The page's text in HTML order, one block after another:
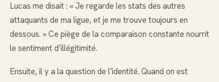
Lucas me disait : « Je regarde les stats des autres
attaquants de ma ligue, et je me trouve toujours en
dessous. » Ce piège de la comparaison constante nourrit
le sentiment d’illégitimité.
Ensuite, il y a la question de l’identité. Quand on est